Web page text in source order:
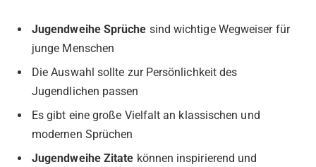
Jugendweihe Sprüche sind wichtige Wegweiser für
junge Menschen
Die Auswahl sollte zur Persönlichkeit des
Jugendlichen passen
Es gibt eine große Vielfalt an klassischen und
modernen Sprüchen
Jugendweihe Zitate können inspirierend und